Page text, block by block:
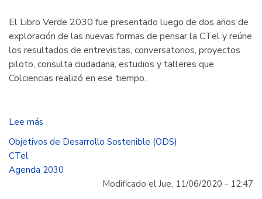
El Libro Verde 2030 fue presentado luego de dos años de
exploración de las nuevas formas de pensar la CTel y reúne
los resultados de entrevistas, conversatorios, proyectos
piloto, consulta ciudadana, estudios y talleres que
Colciencias realizó en ese tiempo.
Lee más
“El
Verde
Objetivos de Desarrollo Sostenible (ODS)
CTel
Agenda 2030
Modificado el Jue, 11/06/2020 - 12:47